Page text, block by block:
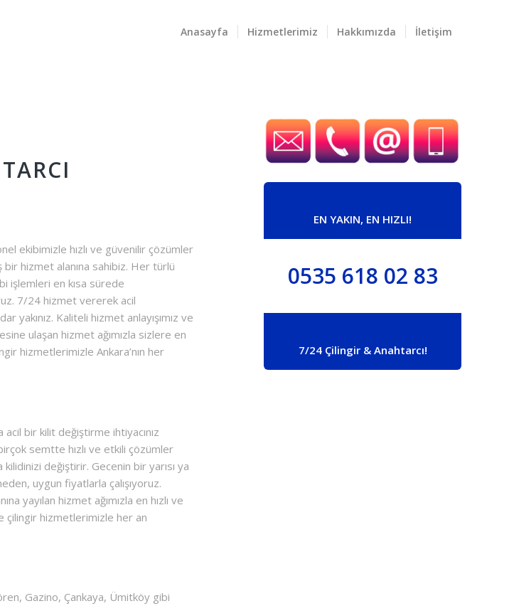
Anasayfa Hizmetlerimiz Hakkımızda İletişim
ekibimizle hızlı ve güvenilir çözümler
bir hizmet alanına sahibiz. Her türlü
işlemleri en kısa sürede
7/24 hizmet vererek acil
yakınız. Kaliteli hizmet anlayışımız ve
ulaşan hizmet ağımızla sizlere en
hizmetlerimizle Ankara’nın her
acil bir kilit değiştirme ihtiyacınız
semtte hızlı ve etkili çözümler
değiştirir. Gecenin bir yarısı ya
uygun fiyatlarla çalışıyoruz.
yayılan hizmet ağımızla en hızlı ve
çilingir hizmetlerimizle her an
Gazino, Çankaya, Ümitköy gibi
EN YAKIN, EN HIZLI!
0535 618 02 83
7/24 Çilingir & Anahtarcı!